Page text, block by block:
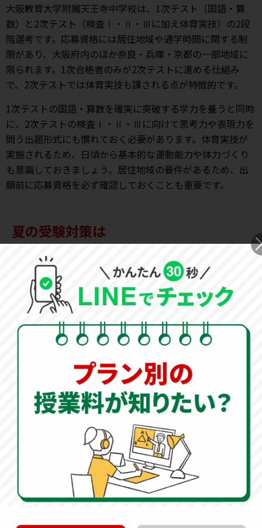
大阪教育大学附属天王寺中学校は、1次テスト（国語・算
数）と2次テスト（検査Ⅰ・Ⅱ・Ⅲに加え体育実技）の2段
階選考です。応募資格には居住地域や通学時間に関する制
限があり、大阪府内のほか奈良・兵庫・京都の一部地域に
限られます。1次合格者のみが2次テストに進める仕組み
で、2次テストでは体育実技も課される点が特徴的です。
1次テストの国語・算数を確実に突破する学力を養うと同時
に、2次テストの検査Ⅰ・Ⅱ・Ⅲに向けて思考力や表現力を
問う出題形式にも慣れておく必要があります。体育実技が
実施されるため、日頃から基本的な運動能力や体力づくり
も意識しておきましょう。居住地域の要件があるため、出
願前に応募資格を必ず確認しておくことも重要です。
夏の受験対策は
オンライン家庭教師のWAMにお任せく
ださい！
夏の過ごし方は、受験の合否を分ける最も重要な時期で
す。 塾の夏期講習では最後の追い込みの演習問題をこな
す時期です。総合的に復習する時期だからこそ、オンラ
イン家庭教師で塾の補完を行い、根本的に理解するため
が重要です。
「オンライン家庭教師WAM」では、指導センター
様の現状をしっかりと分析し、必要なカリキュラムを完
全オーダーメイドで作成します。
夏の学習への取り組み方
ただ闇雲に演習問題をこなすだけでは、成績のブレイク
スルーは生まれません。
問題量をこなすことは塾や宿題
ように解けばいいのか」という本質を指導します。